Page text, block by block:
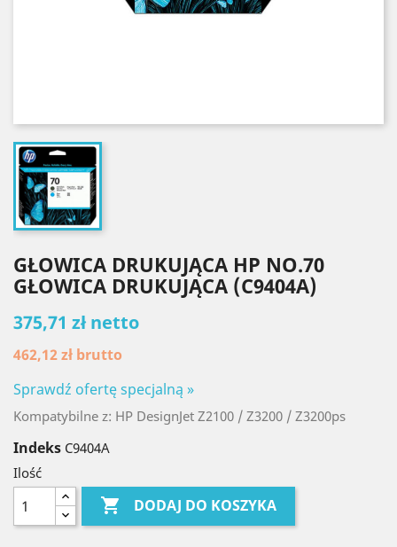
GŁOWICA DRUKUJĄCA HP NO.70
GŁOWICA DRUKUJĄCA (C9404A)
375,71 zł netto
462,12 zł brutto
Sprawdź ofertę specjalną »
Kompatybilne z: HP DesignJet Z2100 / Z3200 / Z3200ps
Indeks C9404A
Ilość
 DODAJ DO KOSZYKA